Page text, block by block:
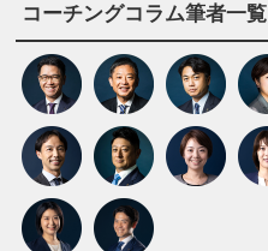
コーチングコラム筆者一覧